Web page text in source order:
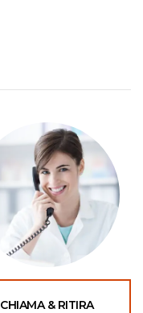
CHIAMA & RITIRA